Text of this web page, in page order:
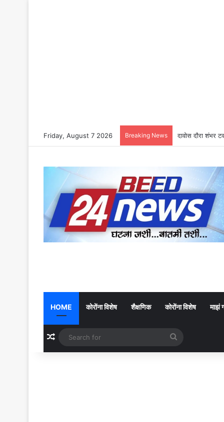
Friday, August 7 2026 Breaking News दावोस दौरा शंभर
HOME कोरोंना विशेष शैक्षणिक कोरोंना विशेष माझं
Random Article
for